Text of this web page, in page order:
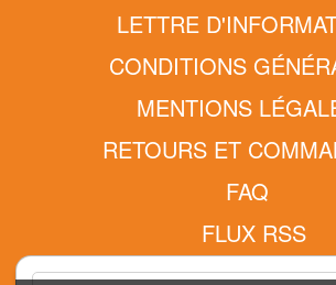
LETTRE
CONDITIONS
MENTIONS
RETOURS ET
FAQ
FLUX RSS
DONNÉES